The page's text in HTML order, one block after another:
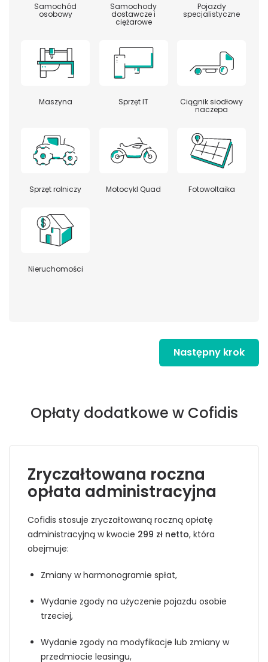
Samochód
osobowy
Samochody
dostawcze i
ciężarowe
Pojazdy
specjalistyczne
Maszyna Sprzęt IT Ciągnik siodłowy
naczepa
Sprzęt rolniczy Motocykl Quad Fotowoltaika
Nieruchomości
Następny krok
Opłaty dodatkowe w Cofidis
Zryczałtowana roczna
opłata administracyjna
Cofidis stosuje zryczałtowaną roczną opłatę
administracyjną w kwocie 299 zł netto, która
obejmuje:
Zmiany w harmonogramie spłat,
Wydanie zgody na użyczenie pojazdu osobie
trzeciej,
Wydanie zgody na modyfikacje lub zmiany w
przedmiocie leasingu,